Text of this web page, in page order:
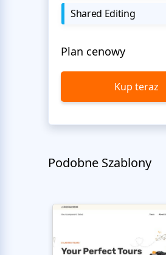
Shared Editing
Plan cenowy
Kup teraz
Podobne Szablony